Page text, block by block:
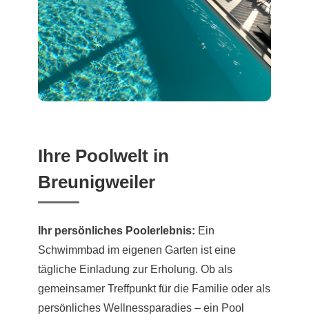
Ihre Poolwelt in
Breunigweiler
Ihr persönliches Poolerlebnis: Ein
Schwimmbad im eigenen Garten ist eine
tägliche Einladung zur Erholung. Ob als
gemeinsamer Treffpunkt für die Familie oder als
persönliches Wellnessparadies – ein Pool